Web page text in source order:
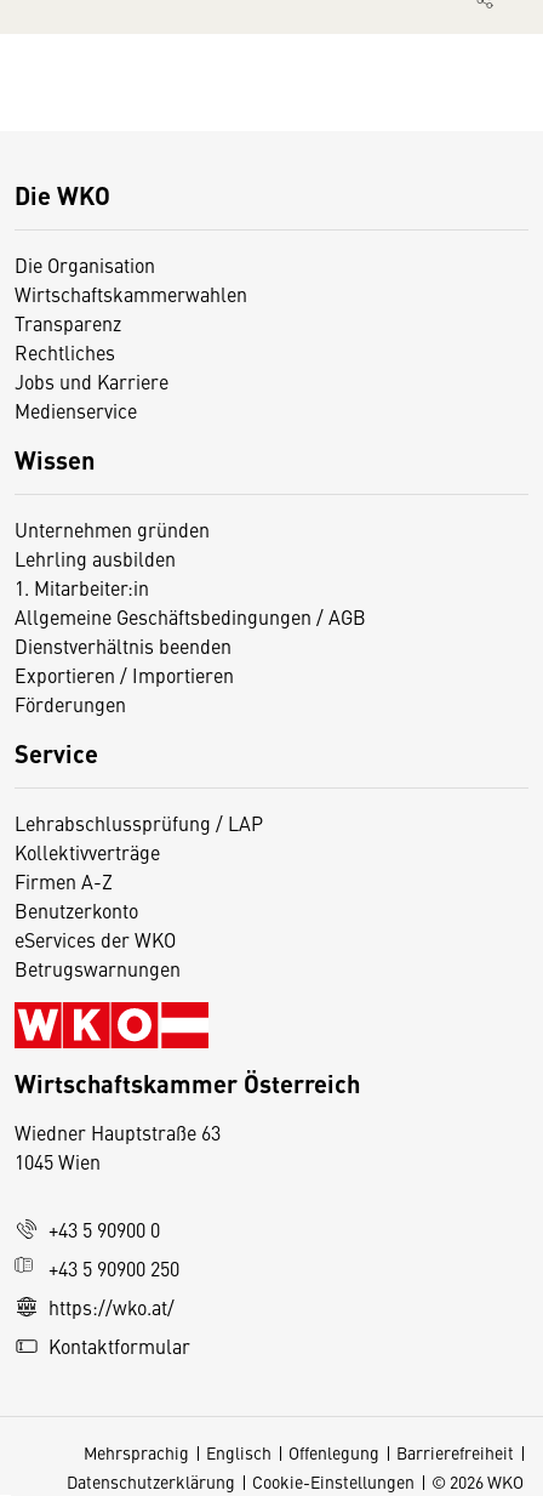
Die WKO
Die Organisation
Wirtschaftskammerwahlen
Transparenz
Rechtliches
Jobs und Karriere
Medienservice
Wissen
Unternehmen gründen
Lehrling ausbilden
1. Mitarbeiter:in
Allgemeine Geschäftsbedingungen / AGB
Dienstverhältnis beenden
Exportieren / Importieren
Förderungen
Service
Lehrabschlussprüfung / LAP
Kollektivverträge
Firmen A-Z
Benutzerkonto
eServices der WKO
Betrugswarnungen
Wirtschaftskammer Österreich
Wiedner Hauptstraße 63
1045 Wien
+43 5 90900 0
+43 5 90900 250
https://wko.at/
Kontaktformular
Mehrsprachig Englisch Offenlegung
Barrierefreiheit
Datenschutzerklärung
Cookie-Einstellungen © 2026 WKO
D
s
e
S
e